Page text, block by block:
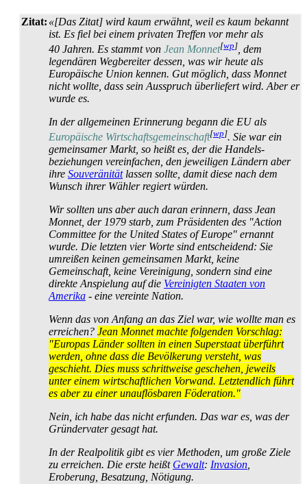
Zitat: «[Das Zitat] wird kaum erwähnt, weil es kaum bekannt
ist. Es fiel bei einem privaten Treffen vor mehr als
40 Jahren. Es stammt von Jean Monnet[wp] , dem
legendären Wegbereiter dessen, was wir heute als
Europäische Union kennen. Gut möglich, dass Monnet
nicht wollte, dass sein Ausspruch überliefert wird. Aber er
wurde es.
In der allgemeinen Erinnerung begann die EU als
Europäische Wirtschaftsgemeinschaft[wp]. Sie war ein
gemeinsamer Markt, so heißt es, der die Handels­
beziehungen vereinfachen, den jeweiligen Ländern aber
ihre Souveränitätlassen sollte, damit diese nach dem
Wunsch ihrer Wähler regiert würden.
Wir sollten uns aber auch daran erinnern, dass Jean
Monnet, der 1979 starb, zum Präsidenten des "Action
Committee for the United States of Europe" ernannt
wurde. Die letzten vier Worte sind entscheidend: Sie
umreißen keinen gemeinsamen Markt, keine
Gemeinschaft, keine Vereinigung, sondern sind eine
direkte Anspielung auf die Vereinigten Staaten von
Amerika - eine vereinte Nation.
Wenn das von Anfang an das Ziel war, wie wollte man es
erreichen? Jean Monnet machte folgenden Vorschlag:
"Europas Länder sollten in einen Superstaat überführt
werden, ohne dass die Bevölkerung versteht, was
geschieht. Dies muss schrittweise geschehen, jeweils
unter einem wirtschaftlichen Vorwand. Letztendlich führt
es aber zu einer unauflösbaren Föderation."
Nein, ich habe das nicht erfunden. Das war es, was der
Gründer­vater gesagt hat.
In der Realpolitik gibt es vier Methoden, um große Ziele
zu erreichen. Die erste heißt Gewalt: Invasion
Eroberung, Besatzung, Nötigung.